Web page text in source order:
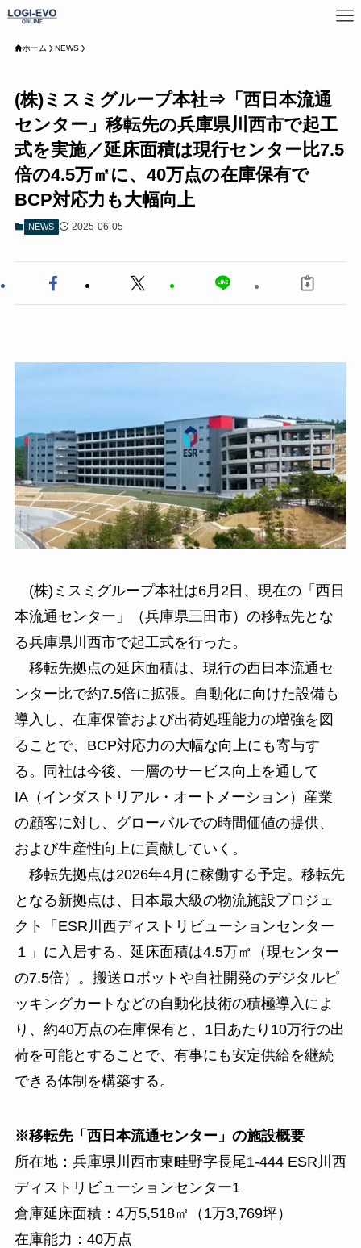
ホーム NEWS
(株)ミスミグループ本社⇒「西日本流通
センター」移転先の兵庫県川西市で起工
式を実施／延床面積は現行センター比7.5
倍の4.5万㎡に、40万点の在庫保有で
BCP対応力も大幅向上
NEWS 2025-06-05
(株)ミスミグループ本社は6月2日、現在の「西日
本流通センター」（兵庫県三田市）の移転先とな
る兵庫県川西市で起工式を行った。
移転先拠点の延床面積は、現行の西日本流通セ
ンター比で約7.5倍に拡張。自動化に向けた設備も
導入し、在庫保管および出荷処理能力の増強を図
ることで、BCP対応力の大幅な向上にも寄与す
る。同社は今後、一層のサービス向上を通して
IA（インダストリアル・オートメーション）産業
の顧客に対し、グローバルでの時間価値の提供、
および生産性向上に貢献していく。
移転先拠点は2026年4月に稼働する予定。移転先
となる新拠点は、日本最大級の物流施設プロジェ
クト「ESR川西ディストリビューションセンター
１」に入居する。延床面積は4.5万㎡（現センター
の7.5倍）。搬送ロボットや自社開発のデジタルピ
ッキングカートなどの自動化技術の積極導入によ
り、約40万点の在庫保有と、1日あたり10万行の出
荷を可能とすることで、有事にも安定供給を継続
できる体制を構築する。
※移転先「西日本流通センター」の施設概要
所在地：兵庫県川西市東畦野字長尾1-444 ESR川西
ディストリビューションセンター1
倉庫延床面積：4万5,518㎡（1万3,769坪）
在庫能力：40万点